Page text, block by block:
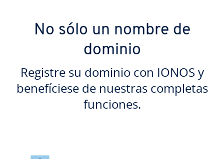
No sólo un nombre de
dominio
Registre su dominio con IONOS y
benefíciese de nuestras completas
funciones.